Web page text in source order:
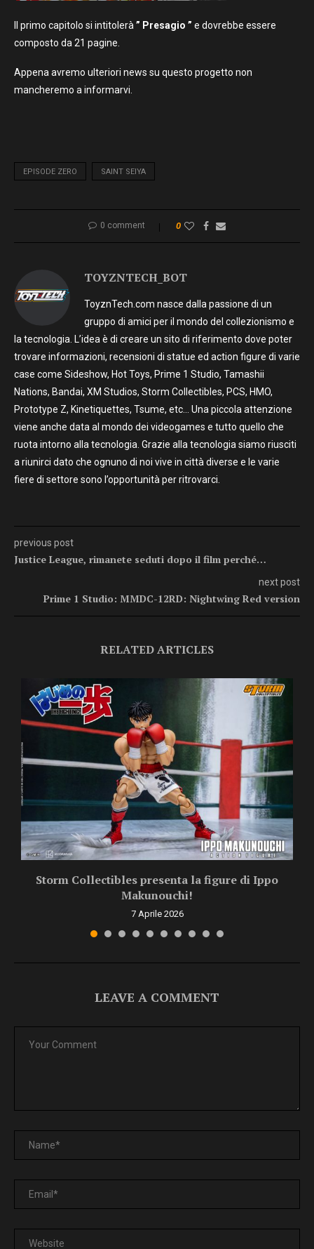
Il primo capitolo si intitolerà ” Presagio ” e dovrebbe essere
composto da 21 pagine.
Appena avremo ulteriori news su questo progetto non
mancheremo a informarvi.
EPISODE ZERO SAINT SEIYA
0 comment 0
TOYZNTECH_BOT
ToyznTech.com nasce dalla passione di un
gruppo di amici per il mondo del collezionismo e
la tecnologia. L’idea è di creare un sito di riferimento dove poter
trovare informazioni, recensioni di statue ed action figure di varie
case come Sideshow, Hot Toys, Prime 1 Studio, Tamashii
Nations, Bandai, XM Studios, Storm Collectibles, PCS, HMO,
Prototype Z, Kinetiquettes, Tsume, etc… Una piccola attenzione
viene anche data al mondo dei videogames e tutto quello che
ruota intorno alla tecnologia. Grazie alla tecnologia siamo riusciti
a riunirci dato che ognuno di noi vive in città diverse e le varie
fiere di settore sono l’opportunità per ritrovarci.
previous post
Justice League, rimanete seduti dopo il film perché…
next post
Prime 1 Studio: MMDC-12RD: Nightwing Red version
RELATED ARTICLES
Storm Collectibles presenta la figure di Ippo
Makunouchi!
7 Aprile 2026
LEAVE A COMMENT